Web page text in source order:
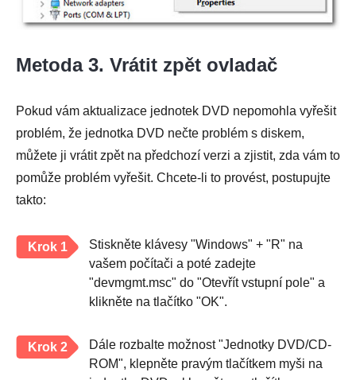
Metoda 3. Vrátit zpět ovladač
Pokud vám aktualizace jednotek DVD nepomohla vyřešit
problém, že jednotka DVD nečte problém s diskem,
můžete ji vrátit zpět na předchozí verzi a zjistit, zda vám to
pomůže problém vyřešit. Chcete-li to provést, postupujte
takto:
Krok 1
Stiskněte klávesy "Windows" + "R" na
vašem počítači a poté zadejte
"devmgmt.msc" do "Otevřít vstupní pole" a
klikněte na tlačítko "OK".
Krok 2
Dále rozbalte možnost "Jednotky DVD/CD-
ROM", klepněte pravým tlačítkem myši na